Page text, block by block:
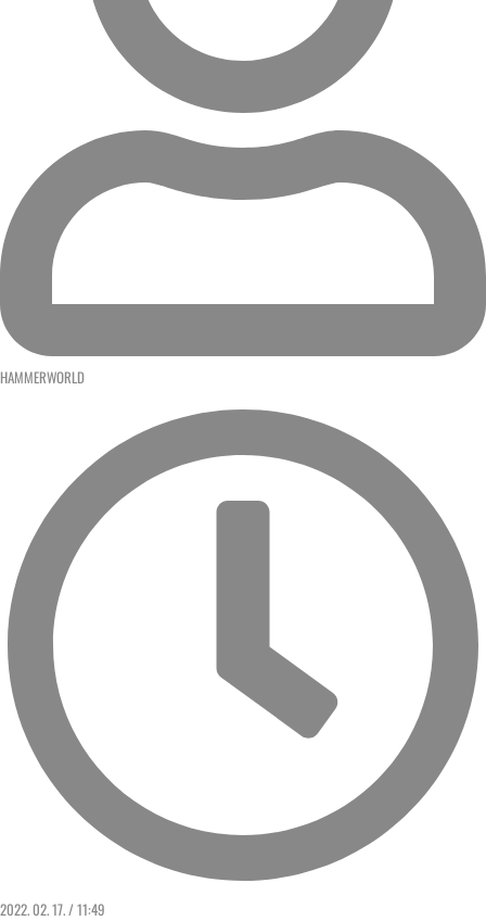
HAMMERWORLD
2022. 02. 17. / 11:49